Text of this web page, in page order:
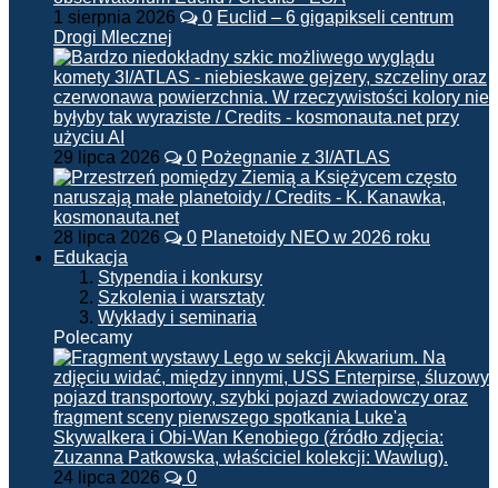
1 sierpnia 2026 0 Euclid – 6 gigapikseli centrum
Drogi Mlecznej
29 lipca 2026 0 Pożegnanie z 3I/ATLAS
28 lipca 2026 0 Planetoidy NEO w 2026 roku
Edukacja
Stypendia i konkursy
Szkolenia i warsztaty
Wykłady i seminaria
Polecamy
24 lipca 2026 0